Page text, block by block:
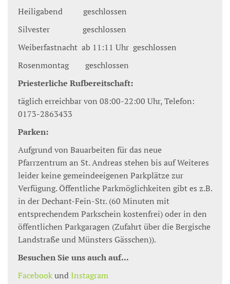
Heiligabend geschlossen
Silvester geschlossen
Weiberfastnacht ab 11:11 Uhr geschlossen
Rosenmontag geschlossen
Priesterliche Rufbereitschaft:
täglich erreichbar von 08:00-22:00 Uhr, Telefon:
0173-2863433
Parken:
Aufgrund von Bauarbeiten für das neue
Pfarrzentrum an St. Andreas stehen bis auf Weiteres
leider keine gemeindeeigenen Parkplätze zur
Verfügung. Öffentliche Parkmöglichkeiten gibt es z.B.
in der Dechant-Fein-Str. (60 Minuten mit
entsprechendem Parkschein kostenfrei) oder in den
öffentlichen Parkgaragen (Zufahrt über die Bergische
Landstraße und Münsters Gässchen)).
Besuchen Sie uns auch auf...
Facebookund Instagram